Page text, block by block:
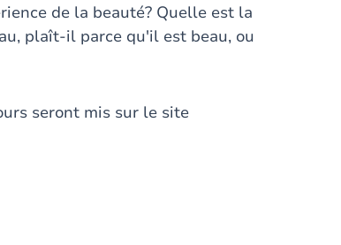
de la beauté? Quelle est la
plaît-il parce qu'il est beau, ou
seront mis sur le site